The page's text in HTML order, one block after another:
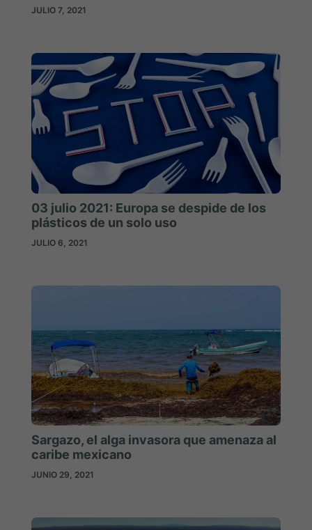
JULIO 7, 2021
03 julio 2021: Europa se despide de los
plásticos de un solo uso
JULIO 6, 2021
Sargazo, el alga invasora que amenaza al
caribe mexicano
JUNIO 29, 2021